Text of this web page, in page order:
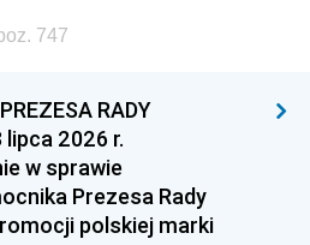
747
RADY
lipca 2026 r.
w sprawie
Prezesa Rady
polskiej marki